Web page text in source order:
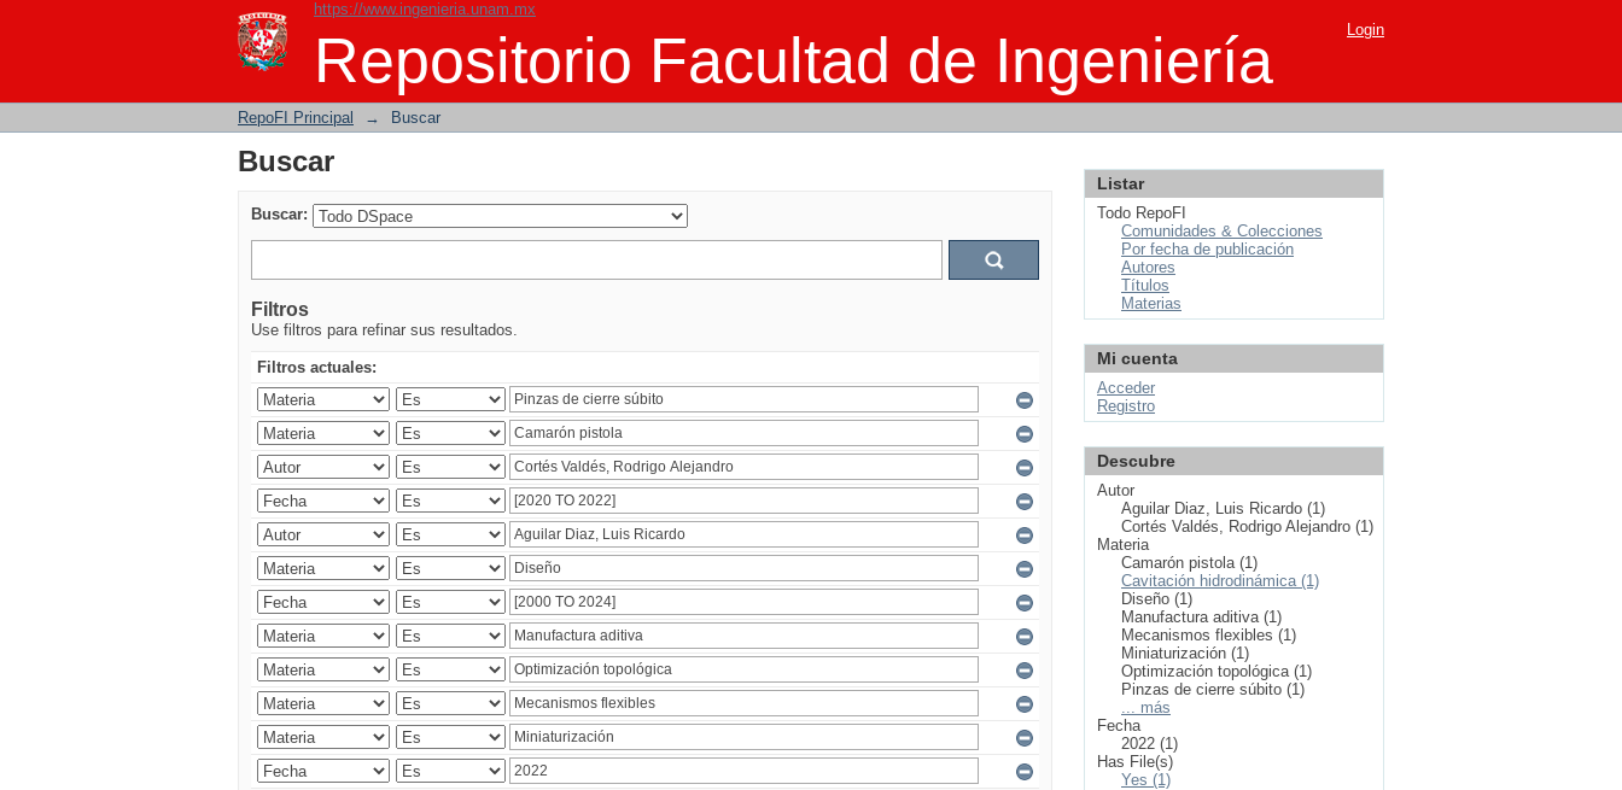
https://www.ingenieria.unam.mx
Repositorio Facultad de Ingeniería
Buscar Login
RepoFI Principal → Buscar
Buscar
Buscar:
Filtros
Use filtros para refinar sus resultados.
Filtros actuales:
Listar
Todo RepoFI
Comunidades & Colecciones
Por fecha de publicación
Autores
Títulos
Materias
Mi cuenta
Acceder
Registro
Descubre
Autor
Aguilar Diaz, Luis Ricardo (1)
Cortés Valdés, Rodrigo Alejandro (1)
Materia
Camarón pistola (1)
Cavitación hidrodinámica (1)
Diseño (1)
Manufactura aditiva (1)
Mecanismos flexibles (1)
Miniaturización (1)
Optimización topológica (1)
Pinzas de cierre súbito (1)
... más
Fecha
2022 (1)
Has File(s)
Yes (1)